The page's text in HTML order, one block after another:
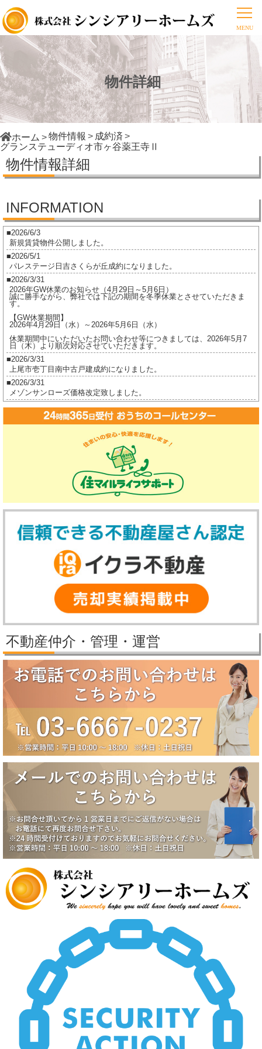
物件詳細
ホーム 物件情報
成約済
グランステューディオ市ヶ谷薬王寺Ⅱ
物件情報詳細
INFORMATION
2026/6/3
新規賃貸物件公開しました。
2026/5/1
パレステージ日吉さくらが丘成約になりました。
2026/3/31
2026年GW休業のお知らせ（4月29日～5月6日）
誠に勝手ながら、弊社では下記の期間を冬季休業とさせていただきま
す。
【GW休業期間】
2026年4月29日（水）～2026年5月6日（水）
休業期間中にいただいたお問い合わせ等につきましては、2026年5月7
日（木）より順次対応させていただきます。
2026/3/31
上尾市壱丁目南中古戸建成約になりました。
2026/3/31
メゾンサンローズ価格改定致しました。
2026/3/16
ジオ茅ヶ崎フレシアご成約になりました。
ジオ茅ヶ崎フレシア価格改定しました。
プレイスヴィラ喜多見成約になりました。
賃貸物件公開しました。
2025年冬季休業のお知らせ（12月27日～1月5日）
す。
【冬季休業期間】
休業期間中にいただいたお問い合わせ等につきましては、2026年1月6
日（火）より順次対応させていただきます。
パレステージ日吉さくらが丘価格改定しました。
新規物件公開しました。
2025/9/29
パレステージ日吉さくらが丘価格改定しました。
2025/9/5
賃貸物件公開しました。
2025/8/5
2025年夏季休業のお知らせ（8月10日～8月18日）
誠に勝手ながら、弊社では下記の期間を夏季休業とさせていただきま
す。
【夏季休業期間】
2025年8月10日（日）～2025年8月18日（月）
休業期間中にいただいたお問い合わせ等につきましては、8月19日
（火）より順次対応させていただきます。
2025/6/17
大田区田園調布5丁目戸建成約になりました。
2025/6/17
八潮市南川崎戸建成約になりました。
2025/6/17
一番町シティハウス成約になりました。
2025/6/2
賃貸物件公開しました。
2025/5/19
2025/5/19
田園調布5丁目戸建価格改定
2025/5/19
八潮市南川崎戸建価格改定
いすみ市大原台土地価格改定
新規物件公開しました。
2025/4/2
新規物件公開しました。
2025/3/5
新規物件2件公開しました。
2025/2/21
新規賃貸物件公開致しました。
上尾市壱丁目南中古戸建価格変更致しました。
不動産仲介・管理・運営